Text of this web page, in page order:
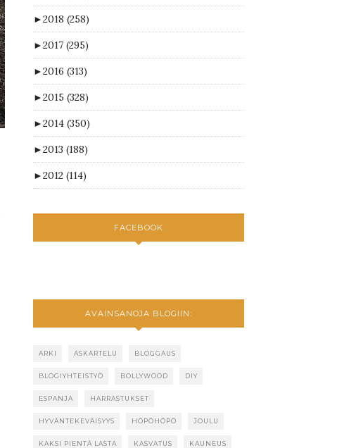
►2018 (258)
►2017 (295)
►2016 (313)
►2015 (328)
►2014 (350)
►2013 (188)
►2012 (114)
FACEBOOK
AVAINSANOJA BLOGIIN:
ARKI ASKARTELU BLOGGAUS
BLOGIYHTEISTYÖ BOLLYWOOD DIY
ESPANJA HARRASTUKSET
HYVÄNTEKEVÄISYYS HÖPÖHÖPÖ JOULU
KAKSI PIENTÄ LASTA KASVATUS KAUNEUS